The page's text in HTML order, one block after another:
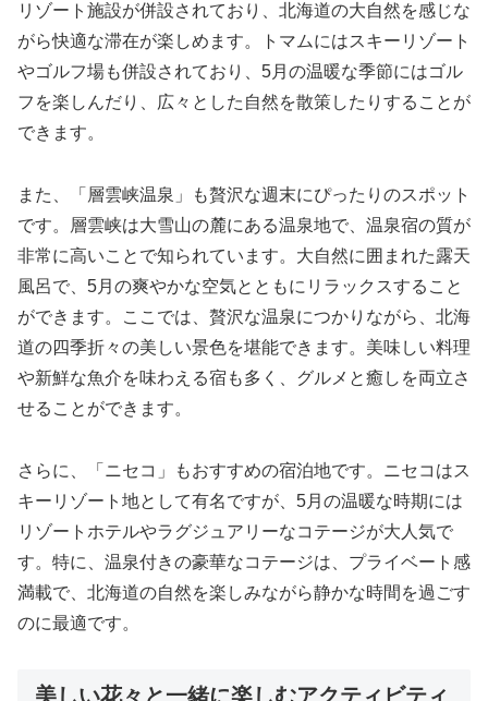
リゾート施設が併設されており、北海道の大自然を感じな
がら快適な滞在が楽しめます。トマムにはスキーリゾート
やゴルフ場も併設されており、5月の温暖な季節にはゴル
フを楽しんだり、広々とした自然を散策したりすることが
できます。
また、「層雲峡温泉」も贅沢な週末にぴったりのスポット
です。層雲峡は大雪山の麓にある温泉地で、温泉宿の質が
非常に高いことで知られています。大自然に囲まれた露天
風呂で、5月の爽やかな空気とともにリラックスすること
ができます。ここでは、贅沢な温泉につかりながら、北海
道の四季折々の美しい景色を堪能できます。美味しい料理
や新鮮な魚介を味わえる宿も多く、グルメと癒しを両立さ
せることができます。
さらに、「ニセコ」もおすすめの宿泊地です。ニセコはス
キーリゾート地として有名ですが、5月の温暖な時期には
リゾートホテルやラグジュアリーなコテージが大人気で
す。特に、温泉付きの豪華なコテージは、プライベート感
満載で、北海道の自然を楽しみながら静かな時間を過ごす
のに最適です。
美しい花々と一緒に楽しむアクティビティ